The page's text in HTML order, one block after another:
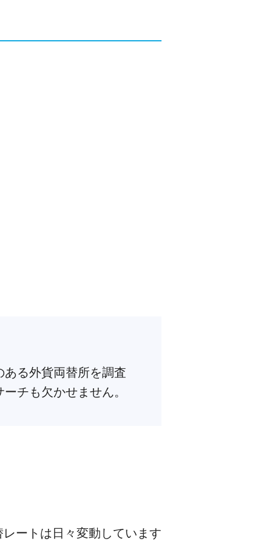
る外貨両替所を調査
チも欠かせません。
ートは日々変動しています